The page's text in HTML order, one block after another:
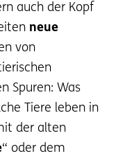
auch der Kopf
neue
von
Spuren: Was
Tiere leben in
der alten
“ oder dem